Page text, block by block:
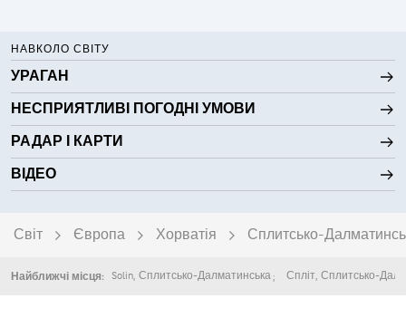
НАВКОЛО СВІТУ
УРАГАН
НЕСПРИЯТЛИВІ ПОГОДНІ УМОВИ
РАДАР І КАРТИ
ВІДЕО
Світ Європа Хорватія Сплитсько-
Найближчі місця: Solin, Сплитсько-Далматинська Спліт, Сплитсько-